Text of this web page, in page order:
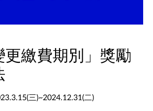
更繳費期別」獎勵
三)~2024.12.31(二)